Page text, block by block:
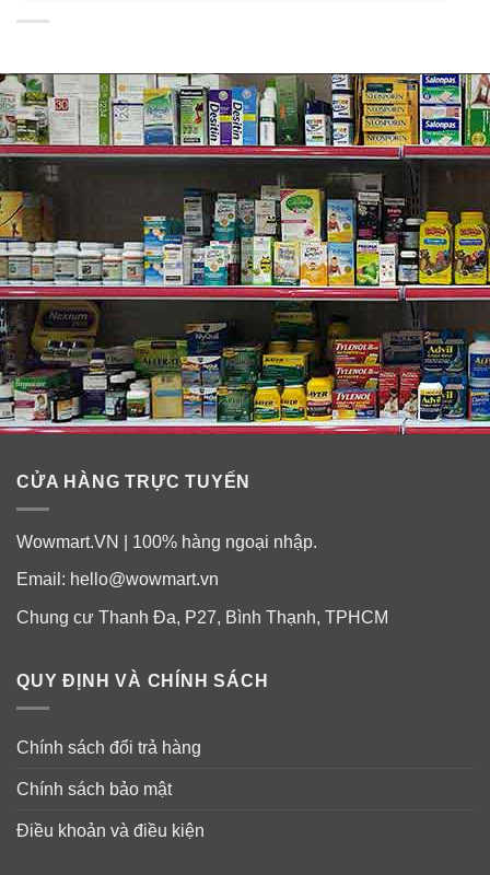
CỬA HÀNG TRỰC TUYẾN
Wowmart.VN | 100% hàng ngoại nhập.
Email: hello@wowmart.vn
Chung cư Thanh Đa, P27, Bình Thạnh, TPHCM
QUY ĐỊNH VÀ CHÍNH SÁCH
Chính sách đổi trả hàng
Chính sách bảo mật
Điều khoản và điều kiện